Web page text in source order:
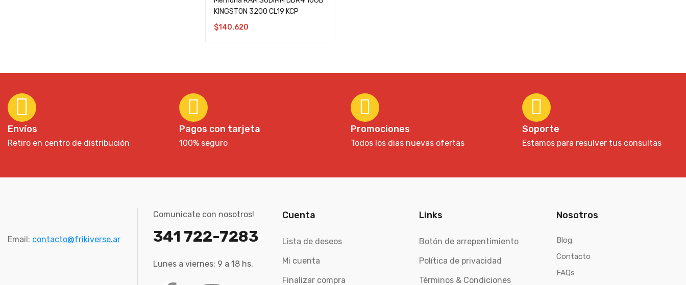
KINGSTON 3200 CL19 KCP
$140.620
Envíos
Retiro en centro de distribución
Pagos con tarjeta
100% seguro
Promociones
Todos los dias nuevas ofertas
Soporte
Estamos para resulver tus consultas
Email: contacto@frikiverse.ar
Comunicate con nosotros!
341 722-7283
Lunes a viernes: 9 a 18 hs.
Cuenta
Lista de deseos
Mi cuenta
Finalizar compra
Links
Botón de arrepentimiento
Política de privacidad
Términos & Condiciones
Nosotros
Blog
Contacto
FAQs